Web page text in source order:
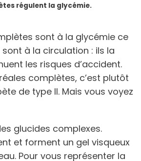
régulent la glycémie.
sont à la glycémie ce
à la circulation : ils la
les risques d’accident.
complètes, c’est plutôt
de type II. Mais vous voyez
glucides complexes.
et forment un gel visqueux
Pour vous représenter la